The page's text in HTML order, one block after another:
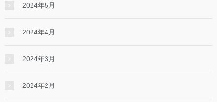
2024年5月
2024年4月
2024年3月
2024年2月